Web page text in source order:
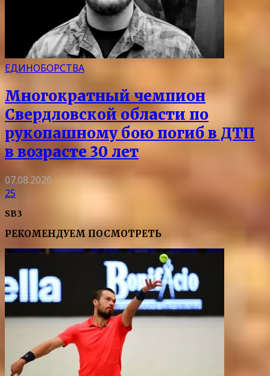
ЕДИНОБОРСТВА
Многократный чемпион
Свердловской области по
рукопашному бою погиб в ДТП
в возрасте 30 лет
07.08.2026
25
SB3
РЕКОМЕНДУЕМ ПОСМОТРЕТЬ